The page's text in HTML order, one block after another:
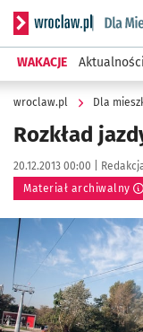
Serwis
WAKACJE Aktualności
wroclaw.pl Dla
Rozkład
Data publikacji:
20.12.2013 00:00 | Autor:
Materiał archiwalny
Kliknij, aby